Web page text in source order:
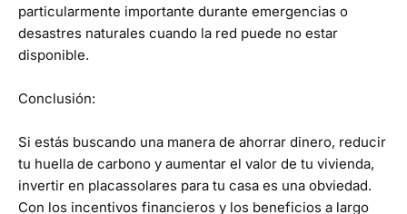
particularmente importante durante emergencias o
desastres naturales cuando la red puede no estar
disponible.
Conclusión:
Si estás buscando una manera de ahorrar dinero, reducir
tu huella de carbono y aumentar el valor de tu vivienda,
invertir en placassolares para tu casa es una obviedad.
Con los incentivos financieros y los beneficios a largo